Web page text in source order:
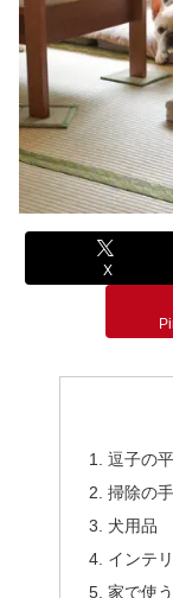
X
逗子の
掃除の
犬用品
インテ
家で使